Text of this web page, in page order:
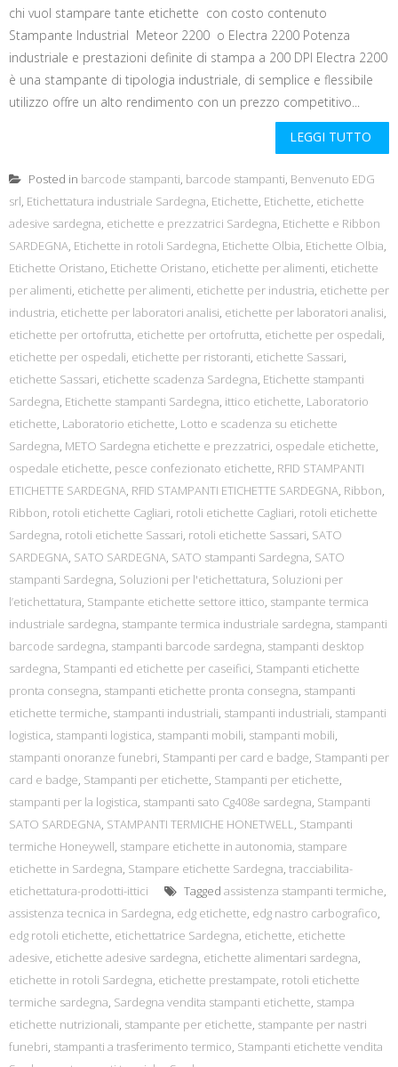
chi vuol stampare tante etichette con costo contenuto
Stampante Industrial Meteor 2200 o Electra 2200 Potenza
industriale e prestazioni definite di stampa a 200 DPI Electra 2200
è una stampante di tipologia industriale, di semplice e flessibile
utilizzo offre un alto rendimento con un prezzo competitivo...
LEGGI TUTTO
Posted in barcode stampanti, barcode stampanti, Benvenuto EDG
srl, Etichettatura industriale Sardegna, Etichette, Etichette, etichette
adesive sardegna, etichette e prezzatrici Sardegna, Etichette e Ribbon
SARDEGNA, Etichette in rotoli Sardegna, Etichette Olbia, Etichette Olbia,
Etichette Oristano, Etichette Oristano, etichette per alimenti, etichette
per alimenti, etichette per alimenti, etichette per industria, etichette per
industria, etichette per laboratori analisi, etichette per laboratori analisi,
etichette per ortofrutta, etichette per ortofrutta, etichette per ospedali,
etichette per ospedali, etichette per ristoranti, etichette Sassari,
etichette Sassari, etichette scadenza Sardegna, Etichette stampanti
Sardegna, Etichette stampanti Sardegna, ittico etichette, Laboratorio
etichette, Laboratorio etichette, Lotto e scadenza su etichette
Sardegna, METO Sardegna etichette e prezzatrici, ospedale etichette,
ospedale etichette, pesce confezionato etichette, RFID STAMPANTI
ETICHETTE SARDEGNA, RFID STAMPANTI ETICHETTE SARDEGNA, Ribbon,
Ribbon, rotoli etichette Cagliari, rotoli etichette Cagliari, rotoli etichette
Sardegna, rotoli etichette Sassari, rotoli etichette Sassari, SATO
SARDEGNA, SATO SARDEGNA, SATO stampanti Sardegna, SATO
stampanti Sardegna, Soluzioni per l'etichettatura, Soluzioni per
l’etichettatura, Stampante etichette settore ittico, stampante termica
industriale sardegna, stampante termica industriale sardegna, stampanti
barcode sardegna, stampanti barcode sardegna, stampanti desktop
sardegna, Stampanti ed etichette per caseifici, Stampanti etichette
pronta consegna, stampanti etichette pronta consegna, stampanti
etichette termiche, stampanti industriali, stampanti industriali, stampanti
logistica, stampanti logistica, stampanti mobili, stampanti mobili,
stampanti onoranze funebri, Stampanti per card e badge, Stampanti per
card e badge, Stampanti per etichette, Stampanti per etichette,
stampanti per la logistica, stampanti sato Cg408e sardegna, Stampanti
SATO SARDEGNA, STAMPANTI TERMICHE HONETWELL, Stampanti
termiche Honeywell, stampare etichette in autonomia, stampare
etichette in Sardegna, Stampare etichette Sardegna, tracciabilita-
etichettatura-prodotti-ittici
Tagged assistenza stampanti termiche,
assistenza tecnica in Sardegna, edg etichette, edg nastro carbografico,
edg rotoli etichette, etichettatrice Sardegna, etichette, etichette
adesive, etichette adesive sardegna, etichette alimentari sardegna,
etichette in rotoli Sardegna, etichette prestampate, rotoli etichette
termiche sardegna, Sardegna vendita stampanti etichette, stampa
etichette nutrizionali, stampante per etichette, stampante per nastri
funebri, stampanti a trasferimento termico, Stampanti etichette vendita